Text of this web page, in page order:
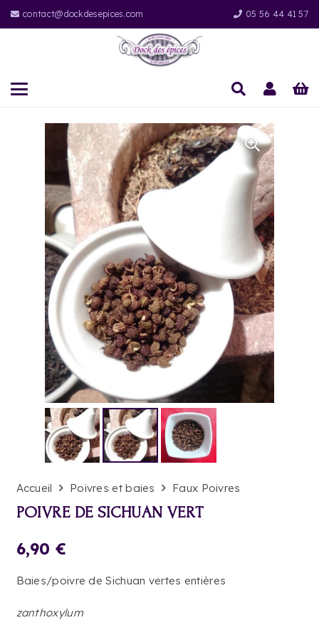
contact@dockdesepices.com 05 56 44 41 57
Accueil Poivres et baies Faux Poivres
POIVRE DE SICHUAN VERT
6,90 €
Baies/poivre de Sichuan vertes entières
zanthoxylum